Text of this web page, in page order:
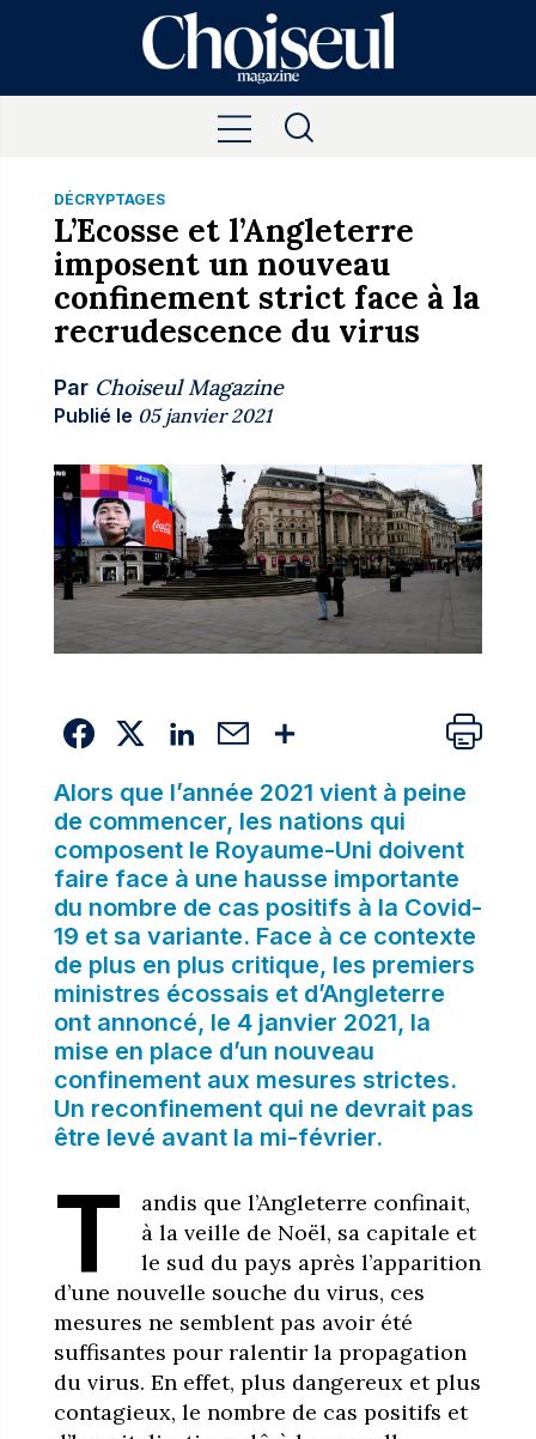
DÉCRYPTAGES
L’Ecosse et l’Angleterre
imposent un nouveau
confinement strict face à la
recrudescence du virus
Par Choiseul Magazine
Publié le 05 janvier 2021
Alors que l’année 2021 vient à peine
de commencer, les nations qui
composent le Royaume-Uni doivent
faire face à une hausse importante
du nombre de cas positifs à la Covid-
19 et sa variante. Face à ce contexte
de plus en plus critique, les premiers
ministres écossais et d’Angleterre
ont annoncé, le 4 janvier 2021, la
mise en place d’un nouveau
confinement aux mesures strictes.
Un reconfinement qui ne devrait pas
être levé avant la mi-février.
T
andis que l’Angleterre confinait,
à la veille de Noël, sa capitale et
le sud du pays après l’apparition
d’une nouvelle souche du virus, ces
mesures ne semblent pas avoir été
suffisantes pour ralentir la propagation
du virus. En effet, plus dangereux et plus
contagieux, le nombre de cas positifs et